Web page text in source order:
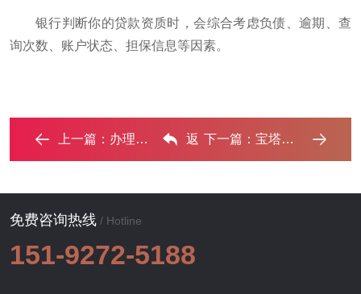
银行判断你的贷款资质时，会综合考虑负债、逾期、查
询次数、账户状态、担保信息等因素。
上一篇： 办理宝塔银行抵押贷款流程及条件是什么? ...‌ 返 下一篇：宝塔抵押贷款办理条件及流程？‌
免费咨询热线 / Hotline
151-9272-5188